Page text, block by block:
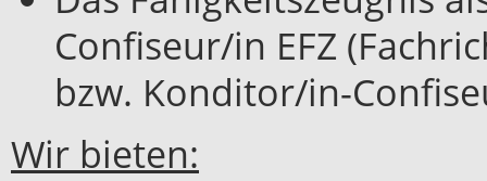
Confiseur/in EFZ
bzw. Konditor/in-
Wir bieten: